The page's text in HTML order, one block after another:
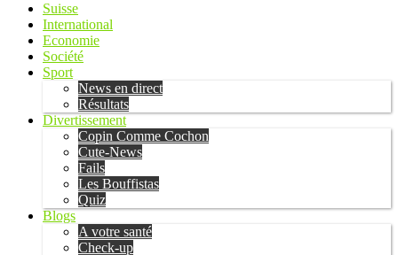
Suisse
International
Economie
Société
Sport
News en direct
Résultats
Divertissement
Copin Comme Cochon
Cute-News
Fails
Les Bouffistas
Quiz
Blogs
A votre santé
Check-up